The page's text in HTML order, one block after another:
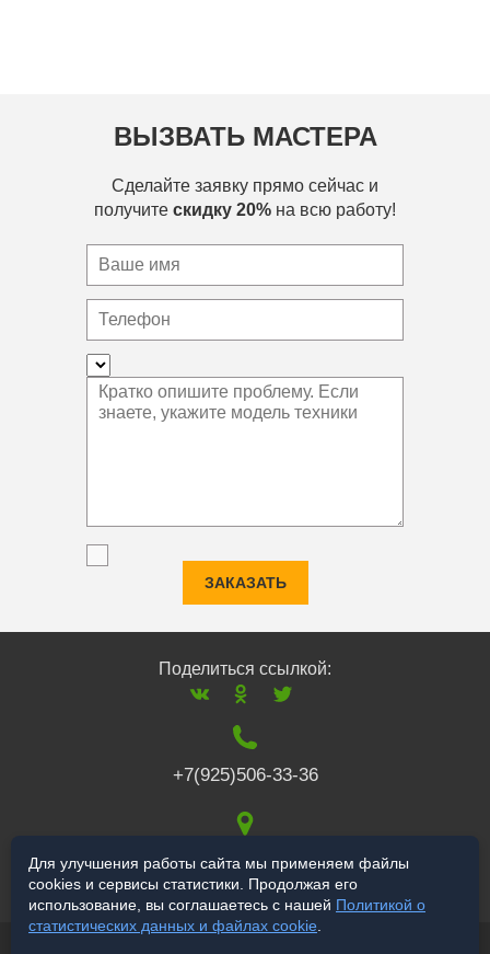
ВЫЗВАТЬ МАСТЕРА
Сделайте заявку прямо сейчас и
получите скидку 20% на всю работу!
ЗАКАЗАТЬ
Поделиться ссылкой:
+7(925)506-33-36
117519,г. Москва,
Варшавское ш., 132
Для улучшения работы сайта мы применяем файлы
cookies и сервисы статистики. Продолжая его
использование, вы соглашаетесь с нашей Политикой о
статистических данных и файлах cookie